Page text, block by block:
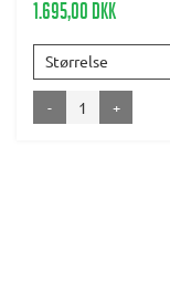
1.695,00 DKK
Størrelse
- +